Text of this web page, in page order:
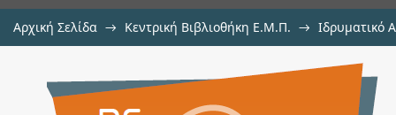
Αρχική Σελίδα → Κεντρική Βιβλιοθήκη Ε.Μ.Π. → Ιδρυματικό
Διερεύνηση τοπικού
αγωγών